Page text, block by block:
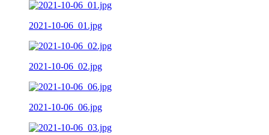
2021-10-06_01.jpg
2021-10-06_02.jpg
2021-10-06_06.jpg